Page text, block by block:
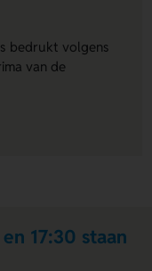
bedrukt volgens
van de
17:30 staan